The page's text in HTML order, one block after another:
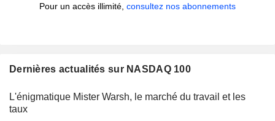
Pour un accès illimité, consultez nos abonnements
Dernières actualités sur NASDAQ 100
L'énigmatique Mister Warsh, le marché du travail et les
taux